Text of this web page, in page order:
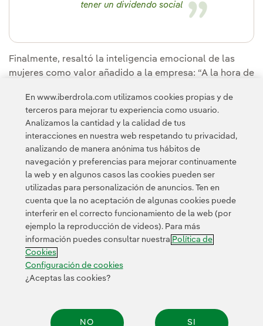
tener un dividendo social
Finalmente, resaltó la inteligencia emocional de las
mujeres como valor añadido a la empresa: “A la hora de
inteligencia emocional, entender lo que dice el otro... y
en eso las mujeres nos ganáis por goleada”.
Contacta Política de Privacidad Información legal
Política de cookies Configuración de cookies Accesibilidad
Canal de denuncias
© 2026 Iberdrola, S.A. Reservados todos los derechos.
En www.iberdrola.com utilizamos cookies propias y de
terceros para mejorar tu experiencia como usuario.
Analizamos la cantidad y la calidad de tus
interacciones en nuestra web respetando tu privacidad,
analizando de manera anónima tus hábitos de
navegación y preferencias para mejorar continuamente
la web y en algunos casos las cookies pueden ser
utilizadas para personalización de anuncios. Ten en
cuenta que la no aceptación de algunas cookies puede
interferir en el correcto funcionamiento de la web (por
ejemplo la reproducción de videos). Para más
información puedes consultar nuestra Política de
Cookies
Configuración de cookies
¿Aceptas las cookies?
NO SI